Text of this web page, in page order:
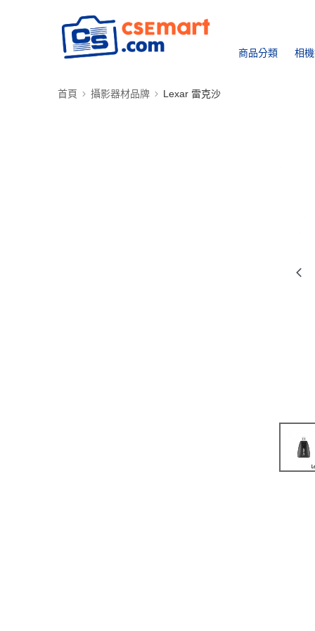
商品分類 相
首頁 攝影器材品牌 Lexar 雷克沙